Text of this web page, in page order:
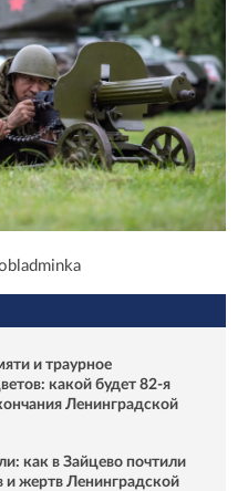
и траурное
какой будет 82-я
Ленинградской
как в Зайцево почтили
и жертв Ленинградской